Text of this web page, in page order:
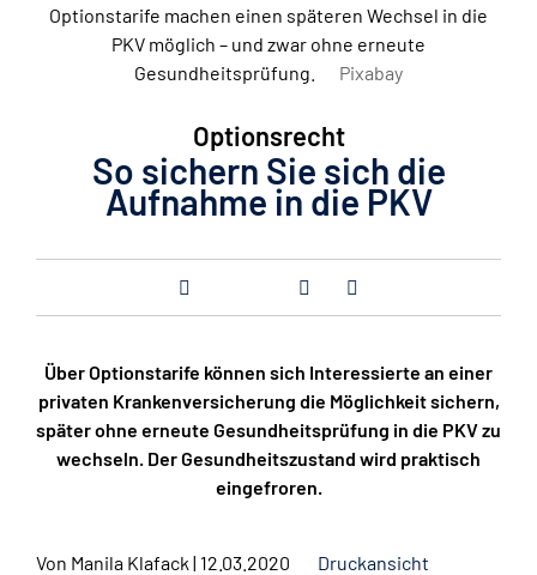
Optionstarife machen einen späteren Wechsel in die
PKV möglich – und zwar ohne erneute
Gesundheitsprüfung.
Pixabay
Optionsrecht
So sichern Sie sich die
Aufnahme in die PKV
Über Optionstarife können sich Interessierte an einer
privaten Krankenversicherung die Möglichkeit sichern,
später ohne erneute Gesundheitsprüfung in die PKV zu
wechseln. Der Gesundheitszustand wird praktisch
eingefroren.
Von Manila Klafack | 12.03.2020 Druckansicht